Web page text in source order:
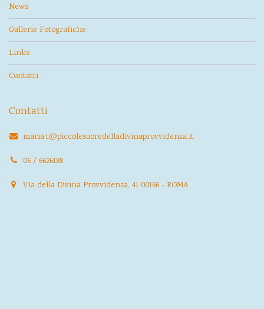
News
Gallerie Fotografiche
Links
Contatti
Contatti
maria.t@piccolesuoredelladivinaprovvidenza.it
06 / 6626188
Via della Divina Provvidenza, 41 00166 - ROMA